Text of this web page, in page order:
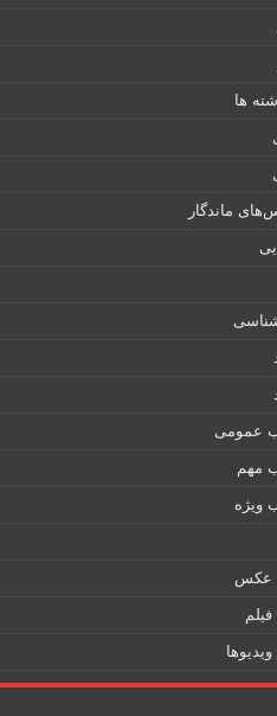
ها
ماندگار
عمومی
مهم
ویژه
عکس